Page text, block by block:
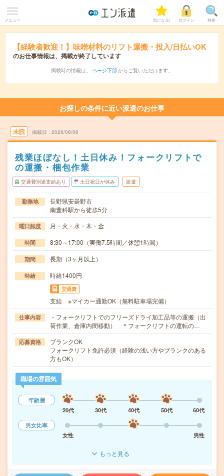
メニュー 気になる! ログイン 検索
【経験者歓迎！】味噌材料のリフト運搬・投入/日払いOK
のお仕事情報は、掲載が終了しています
掲載時の情報は、 ページ下部 からご覧いただけます。
お探しの条件に近い派遣のお仕事
未読 掲載日 2026/08/06
残業ほぼなし！土日休み！フォークリフトで
の運搬・梱包作業
交通費別途支給あり 土日祝日が休み 派遣
勤務地
長野県安曇野市
南豊科駅から徒歩5分
曜日頻度 月・火・水・木・金
時間 8:30～17:00（実働7.5時間／休憩1時間）
期間 長期（3ヶ月以上）
時給 時給1400円
交通費
支給 ※マイカー通勤OK（無料駐車場完備）
仕事内容
・フォークリフトでのフリーズドライ加工品等の運搬（出
荷作業、倉庫内間移動） ＊フォークリフトの運転の…
応募資格
ブランクOK
フォークリフト免許必須（経験の浅い方やブランクのある
方もOK）
職場の雰囲気
年齢層
20代
30代 40代 50代
60代
男女比率
女性
男性
もっと見る